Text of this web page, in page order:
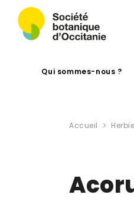
Qui sommes-nous ?
Accueil